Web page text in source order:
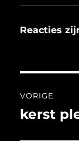
Reacties
VORIGE
Vorig
kerst